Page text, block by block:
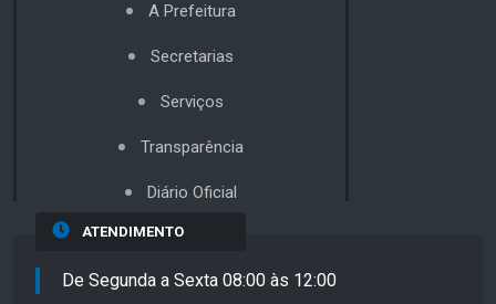
A Prefeitura
Secretarias
Serviços
Transparência
Diário Oficial
ATENDIMENTO
De Segunda a Sexta 08:00 às 12:00